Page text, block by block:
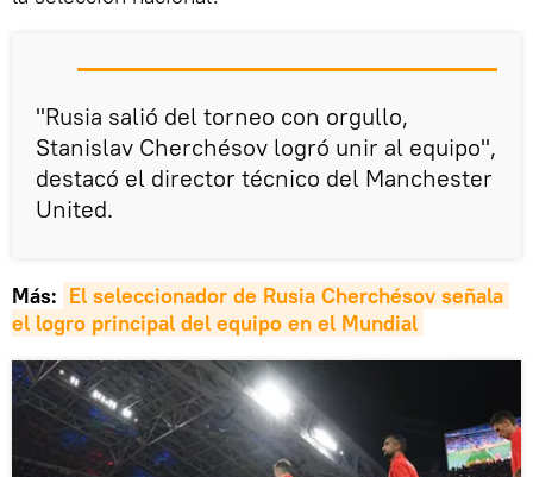
"Rusia salió del torneo con orgullo,
Stanislav Cherchésov logró unir al equipo",
destacó el director técnico del Manchester
United.
Más: El seleccionador de Rusia Cherchésov señala
el logro principal del equipo en el Mundial